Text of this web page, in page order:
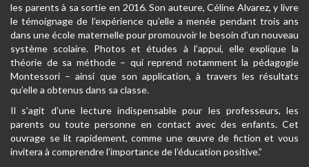
les parents à sa sortie en 2016. Son auteure, Céline Alvarez, y livre
le témoignage de l’expérience qu’elle a menée pendant trois ans
dans une école maternelle pour promouvoir le besoin d’un nouveau
système scolaire. Photos et études à l’appui, elle explique la
théorie de sa méthode – qui reprend notamment la pédagogie
Montessori – ainsi que son application, à travers les résultats
qu’elle a obtenus dans sa classe.
Il s’agit d’une lecture indispensable pour les professeurs, les
parents ou toute personne en contact avec des enfants. Cet
ouvrage se lit rapidement, comme une œuvre de fiction et vous
invitera à comprendre l’importance de l’éducation positive.”